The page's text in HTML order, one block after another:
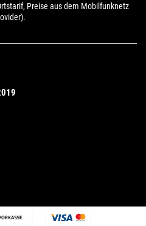
Preise aus dem Mobilfunknetz